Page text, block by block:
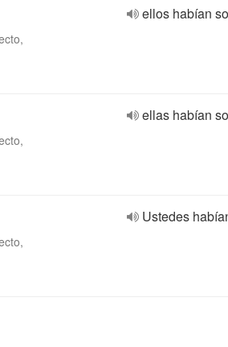
ellos habían
ellas habían
Ustedes